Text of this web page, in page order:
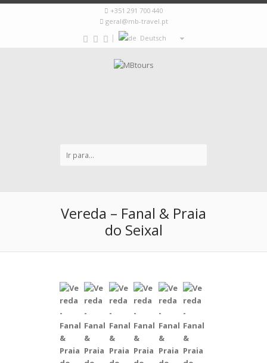
+351 291 700 440
geral@mb-travel.pt
| Deutsch
Vereda – Fanal & Praia
do Seixal